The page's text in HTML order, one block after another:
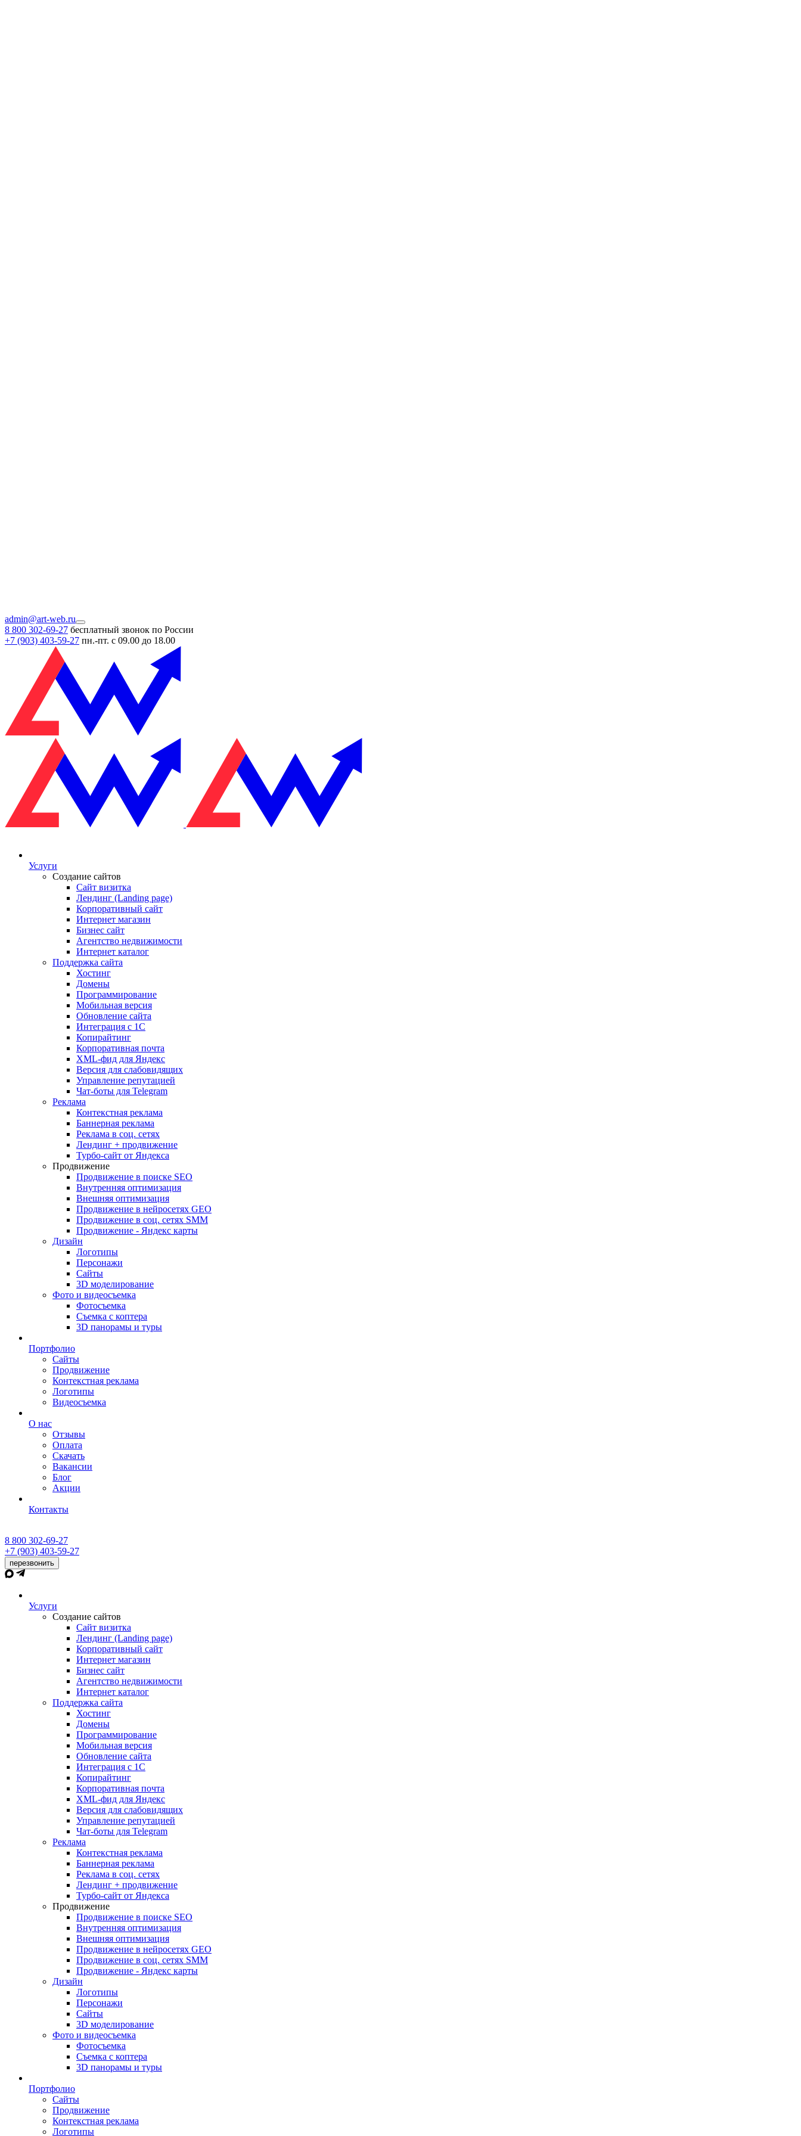
admin@art-web.ru
8 800 302-69-27 бесплатный звонок по России
+7 (903) 403-59-27 пн.-пт. с 09.00 до 18.00
Услуги
Создание сайтов
Сайт визитка
Лендинг (Landing page)
Корпоративный сайт
Интернет магазин
Бизнес сайт
Агентство недвижимости
Интернет каталог
Поддержка сайта
Хостинг
Домены
Программирование
Мобильная версия
Обновление сайта
Интеграция с 1С
Копирайтинг
Корпоративная почта
XML-фид для Яндекс
Версия для слабовидящих
Управление репутацией
Чат-боты для Telegram
Реклама
Контекстная реклама
Баннерная реклама
Реклама в соц. сетях
Лендинг + продвижение
Турбо-сайт от Яндекса
Продвижение
Продвижение в поиске SEO
Внутренняя оптимизация
Внешняя оптимизация
Продвижение в нейросетях GEO
Продвижение в соц. сетях SMM
Продвижение - Яндекс карты
Дизайн
Логотипы
Персонажи
Сайты
3D моделирование
Фото и видеосъемка
Фотосъемка
Съемка с коптера
3D панорамы и туры
Портфолио
Сайты
Продвижение
Контекстная реклама
Логотипы
Видеосъемка
О нас
Отзывы
Оплата
Скачать
Вакансии
Блог
Акции
Контакты
8 800 302-69-27
+7 (903) 403-59-27
перезвонить
Услуги
Создание сайтов
Сайт визитка
Лендинг (Landing page)
Корпоративный сайт
Интернет магазин
Бизнес сайт
Агентство недвижимости
Интернет каталог
Поддержка сайта
Хостинг
Домены
Программирование
Мобильная версия
Обновление сайта
Интеграция с 1С
Копирайтинг
Корпоративная почта
XML-фид для Яндекс
Версия для слабовидящих
Управление репутацией
Чат-боты для Telegram
Реклама
Контекстная реклама
Баннерная реклама
Реклама в соц. сетях
Лендинг + продвижение
Турбо-сайт от Яндекса
Продвижение
Продвижение в поиске SEO
Внутренняя оптимизация
Внешняя оптимизация
Продвижение в нейросетях GEO
Продвижение в соц. сетях SMM
Продвижение - Яндекс карты
Дизайн
Логотипы
Персонажи
Сайты
3D моделирование
Фото и видеосъемка
Фотосъемка
Съемка с коптера
3D панорамы и туры
Портфолио
Сайты
Продвижение
Контекстная реклама
Логотипы